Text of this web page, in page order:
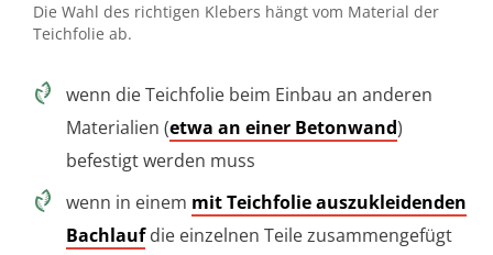
Die Wahl des richtigen Klebers hängt vom Material der
Teichfolie ab.
wenn die Teichfolie beim Einbau an anderen
Materialien (etwa an einer Betonwand)
befestigt werden muss
wenn in einem mit Teichfolie auszukleidenden
Bachlaufdie einzelnen Teile zusammengefügt